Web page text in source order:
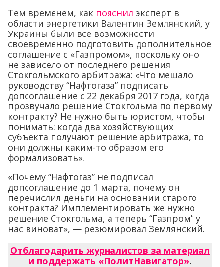
Тем временем, как пояснил эксперт в
области энергетики Валентин Землянский, у
Украины были все возможности
своевременно подготовить дополнительное
соглашение с «Газпромом», поскольку оно
не зависело от последнего решения
Стокгольмского арбитража: «Что мешало
руководству “Нафтогаза” подписать
допсоглашение с 22 декабря 2017 года, когда
прозвучало решение Стокгольма по первому
контракту? Не нужно быть юристом, чтобы
понимать: когда два хозяйствующих
субъекта получают решение арбитража, то
они должны каким-то образом его
формализовать».
«Почему “Нафтогаз” не подписал
допсоглашение до 1 марта, почему он
перечислил деньги на основании старого
контракта? Имплементировать же нужно
решение Стокгольма, а теперь “Газпром” у
нас виноват», — резюмировал Землянский.
Отблагодарить журналистов за материал
и поддержать «ПолитНавигатор».